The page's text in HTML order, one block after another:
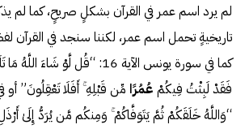
لم يرد اسم عمر في القرآن بشكلٍ صريحٍ، كما لم
تاريخيةٍ تحمل اسم عمر، لكننا سنجد في القرآن
كما في سورة يونس الآية 16: “قُل
فَقَدْ لَبِثْتُ فِيكُمْ عُمُرًا
“وَاللَّهُ خَلَقَكُمْ ثُمَّ يَتَوَفَّاكُمْ ۚ وَمِنكُم مَّن يُرَدُّ إِلَىٰ